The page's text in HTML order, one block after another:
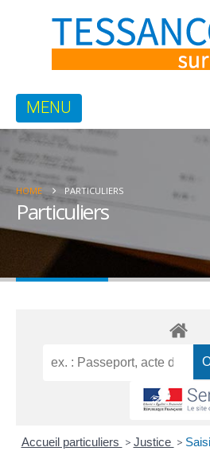
HOME PARTICULIERS
Particuliers
Accueil particuliers > Justice >